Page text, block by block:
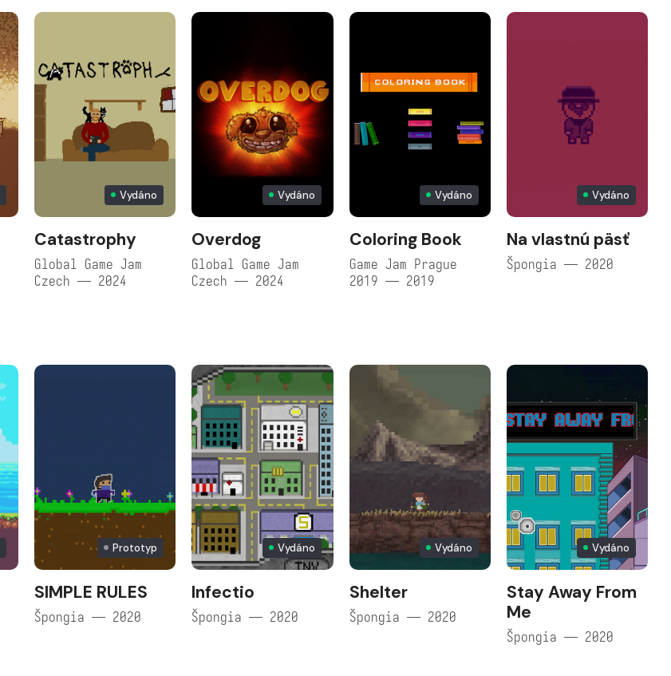
Vydáno
Catastrophy
Global Game Jam
Czech — 2024
Vydáno
Overdog
Global Game Jam
Czech — 2024
Vydáno
Coloring Book
Game Jam Prague
2019 — 2019
Vydáno
Na vlastnú päsť
Špongia — 2020
Prototyp
SIMPLE RULES
Špongia — 2020
Vydáno
Infectio
Špongia — 2020
Vydáno
Shelter
Špongia — 2020
Vydáno
Stay Away From
Me
Špongia — 2020